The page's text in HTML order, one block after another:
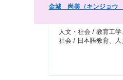
金城 尚美（キンジョウ
人文・社会 / 教育工
社会 / 日本語教育、